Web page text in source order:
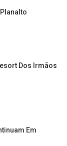
Dos Irmãos
Em